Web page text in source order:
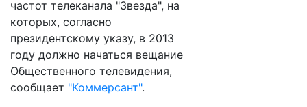
частот телеканала "Звезда", на
которых, согласно
президентскому указу, в 2013
году должно начаться вещание
Общественного телевидения,
сообщает "Коммерсант".